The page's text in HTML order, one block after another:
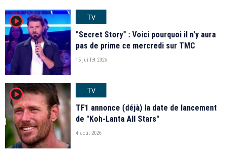
player2
TV
"Secret Story" : Voici pourquoi il n'y aura
pas de prime ce mercredi sur TMC
15 juillet 2026
player2
TV
TF1 annonce (déjà) la date de lancement
de "Koh-Lanta All Stars"
4 août 2026